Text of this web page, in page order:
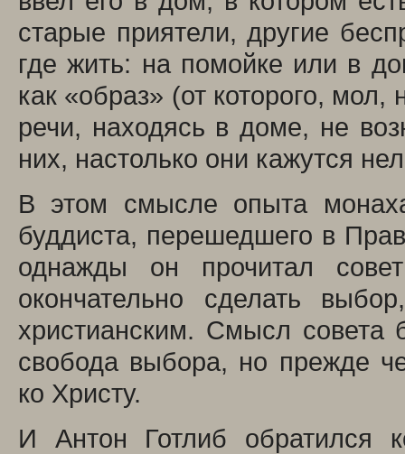
старые приятели, другие
где жить: на помойке или в
как «образ» (от которого,
речи, находясь в доме, не
них, настолько они кажутся
В этом смысле опыта
буддиста, перешедшего в
однажды он прочитал
окончательно сделать
христианским. Смысл совета
свобода выбора, но прежде
ко Христу.
И Антон Готлиб обратился